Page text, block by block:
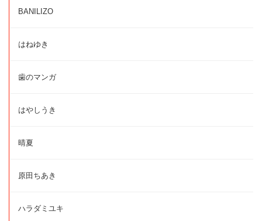
BANILIZO
はねゆき
歯のマンガ
はやしうき
晴夏
原田ちあき
ハラダミユキ